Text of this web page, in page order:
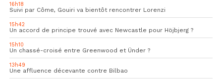
16h18
Suivi par Côme, Gouiri va bientôt rencontrer Lorenzi
15h42
Un accord de principe trouvé avec Newcastle pour Höjbjerg ?
15h10
Un chassé-croisé entre Greenwood et Ünder ?
13h49
Une affluence décevante contre Bilbao